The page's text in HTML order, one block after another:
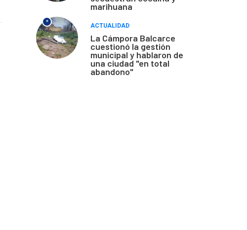
marihuana
*
ACTUALIDAD
La Cámpora Balcarce
cuestionó la gestión
municipal y hablaron de
una ciudad "en total
abandono"